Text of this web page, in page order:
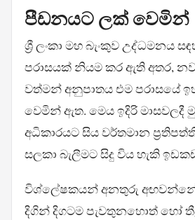
පීඩනයට ලක් වෙමින්
ශ්‍රී ලංකා මහ බැංකුව උද්ධමනය
පරාසයක් නියම කර ඇති අතර,
වත්මන් අනුපාතය එම පරාසයේ
වෙමින් ඇත. මෙය ඉදිරි මාසවලදී
අධිකාරයට සිය වර්තමාන
සලකා බැලීමට සිදු විය හැකි
විශ්ලේෂකයන් අනතුරු
දිගින් දිගටම පැවතුනහොත් හෝ